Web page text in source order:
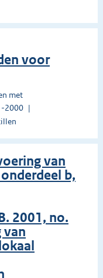
voor
met
2000
van
b,
2001, no.
van